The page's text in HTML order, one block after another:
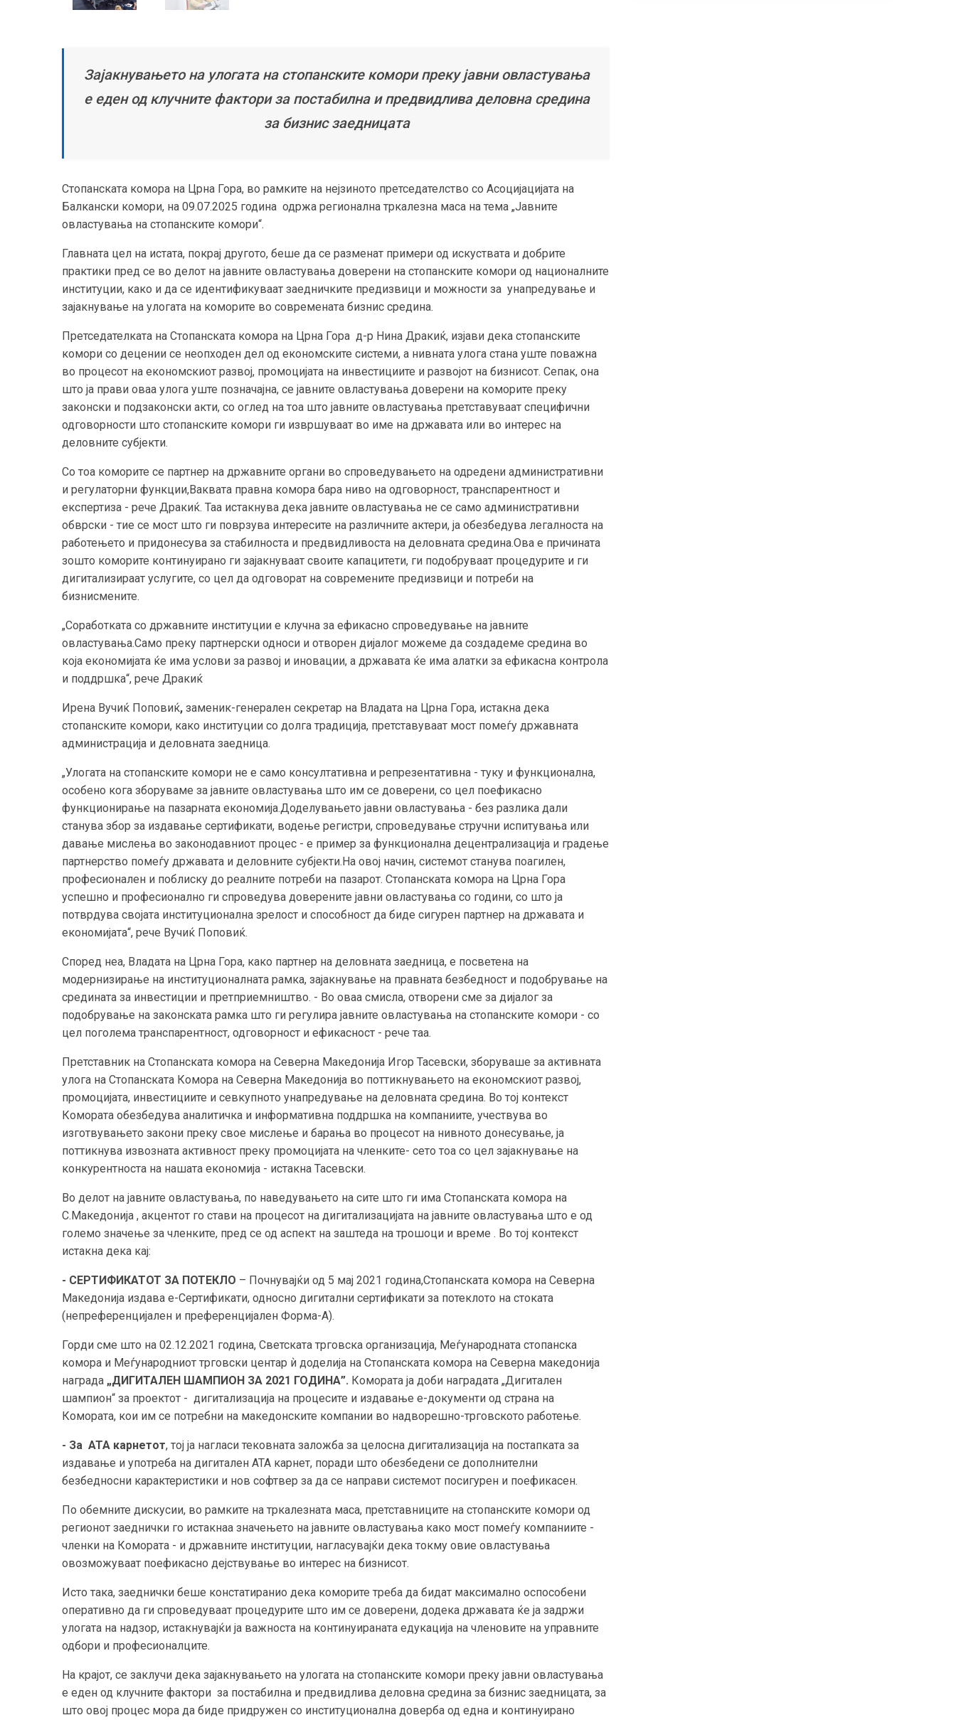
Зајакнувањето на улогата на стопанските комори преку јавни овластувања
е еден од клучните фактори за постабилна и предвидлива деловна средина
за бизнис заедницата
Стопанската комора на Црна Гора, во рамките на нејзиното претседателство со Асоцијацијата на
Балкански комори, на 09.07.2025 година одржа регионална тркалезна маса на тема „Јавните
овластувања на стопанските комори“.
Главната цел на истата, покрај другото, беше да се разменат примери од искуствата и добрите
практики пред се во делот на јавните овластувања доверени на стопанските комори од националните
институции, како и да се идентификуваат заедничките предизвици и можности за унапредување и
зајакнување на улогата на коморите во современата бизнис средина.
Претседателката на Стопанската комора на Црна Гора д-р Нина Дракиќ, изјави дека стопанските
комори со децении се неопходен дел од економските системи, а нивната улога стана уште поважна
во процесот на економскиот развој, промоцијата на инвестициите и развојот на бизнисот. Сепак, она
што ја прави оваа улога уште позначајна, се јавните овластувања доверени на коморите преку
законски и подзаконски акти, со оглед на тоа што јавните овластувања претставуваат специфични
одговорности што стопанските комори ги извршуваат во име на државата или во интерес на
деловните субјекти.
Со тоа коморите се партнер на државните органи во спроведувањето на одредени административни
и регулаторни функции,Ваквата правна комора бара ниво на одговорност, транспарентност и
експертиза - рече Дракиќ. Таа истакнува дека јавните овластувања не се само административни
обврски - тие се мост што ги поврзува интересите на различните актери, ја обезбедува легалноста на
работењето и придонесува за стабилноста и предвидливоста на деловната средина.Ова е причината
зошто коморите континуирано ги зајакнуваат своите капацитети, ги подобруваат процедурите и ги
дигитализираат услугите, со цел да одговорат на современите предизвици и потреби на
бизнисмените.
„Соработката со државните институции е клучна за ефикасно спроведување на јавните
овластувања.Само преку партнерски односи и отворен дијалог можеме да создадеме средина во
која економијата ќе има услови за развој и иновации, а државата ќе има алатки за ефикасна контрола
и поддршка“, рече Дракиќ
Ирена Вучиќ Поповиќ, заменик-генерален секретар на Владата на Црна Гора, истакна дека
стопанските комори, како институции со долга традиција, претставуваат мост помеѓу државната
администрација и деловната заедница.
„Улогата на стопанските комори не е само консултативна и репрезентативна - туку и функционална,
особено кога зборуваме за јавните овластувања што им се доверени, со цел поефикасно
функционирање на пазарната економија.Доделувањето јавни овластувања - без разлика дали
станува збор за издавање сертификати, водење регистри, спроведување стручни испитувања или
давање мислења во законодавниот процес - е пример за функционална децентрализација и градење
партнерство помеѓу државата и деловните субјекти.На овој начин, системот станува поагилен,
професионален и поблиску до реалните потреби на пазарот. Стопанската комора на Црна Гора
успешно и професионално ги спроведува доверените јавни овластувања со години, со што ја
потврдува својата институционална зрелост и способност да биде сигурен партнер на државата и
економијата“, рече Вучиќ Поповиќ.
Според неа, Владата на Црна Гора, како партнер на деловната заедница, е посветена на
модернизирање на институционалната рамка, зајакнување на правната безбедност и подобрување на
средината за инвестиции и претприемништво. - Во оваа смисла, отворени сме за дијалог за
подобрување на законската рамка што ги регулира јавните овластувања на стопанските комори - со
цел поголема транспарентност, одговорност и ефикасност - рече таа.
Претставник на Стопанската комора на Северна Македонија Игор Тасевски, зборуваше за активната
улога на Стопанската Комора на Северна Македонија во поттикнувањето на економскиот развој,
промоцијата, инвестициите и севкупното унапредување на деловната средина. Во тој контекст
Комората обезбедува аналитичка и информативна поддршка на компаниите, учествува во
изготвувањето закони преку свое мислење и барања во процесот на нивното донесување, ја
поттикнува извозната активност преку промоцијата на членките- сето тоа со цел зајакнување на
конкурентноста на нашата економија - истакна Тасевски.
Во делот на јавните овластувања, по наведувањето на сите што ги има Стопанската комора на
С.Македонија , акцентот го стави на процесот на дигитализацијата на јавните овластувања што е од
големо значење за членките, пред се од аспект на заштеда на трошоци и време . Во тој контекст
истакна дека кај:
- СЕРТИФИКАТОТ ЗА ПОТЕКЛО – Почнувајќи од 5 мај 2021 година,Стопанската комора на Северна
Македонија издава е-Сертификати, односно дигитални сертификати за потеклото на стоката
(непреференцијален и преференцијален Форма-А).
Горди сме што на 02.12.2021 година, Светската трговска организација, Меѓународната стопанска
комора и Меѓународниот трговски центар ѝ доделија на Стопанската комора на Северна македонија
награда „ДИГИТАЛЕН ШАМПИОН ЗА 2021 ГОДИНА”. Комората ја доби наградата „Дигитален
шампион“ за проектот - дигитализација на процесите и издавање е-документи од страна на
Комората, кои им се потребни на македонските компании во надворешно-трговското работење.
- За АТА карнетот, тој ја нагласи тековната заложба за целосна дигитализација на постапката за
издавање и употреба на дигитален АТА карнет, поради што обезбедени се дополнителни
безбедносни карактеристики и нов софтвер за да се направи системот посигурен и поефикасен.
По обемните дискусии, во рамките на тркалезната маса, претставниците на стопанските комори од
регионот заеднички го истакнаа значењето на јавните овластувања како мост помеѓу компаниите -
членки на Комората - и државните институции, нагласувајќи дека токму овие овластувања
овозможуваат поефикасно дејствување во интерес на бизнисот.
Исто така, заеднички беше констатиранио дека коморите треба да бидат максимално оспособени
оперативно да ги спроведуваат процедурите што им се доверени, додека државата ќе ја задржи
улогата на надзор, истакнувајќи ја важноста на континуираната едукација на членовите на управните
одбори и професионалците.
На крајот, се заклучи дека зајакнувањето на улогата на стопанските комори преку јавни овластувања
е еден од клучните фактори за постабилна и предвидлива деловна средина за бизнис заедницата, за
што овој процес мора да биде придружен со институционална доверба од една и континуирано